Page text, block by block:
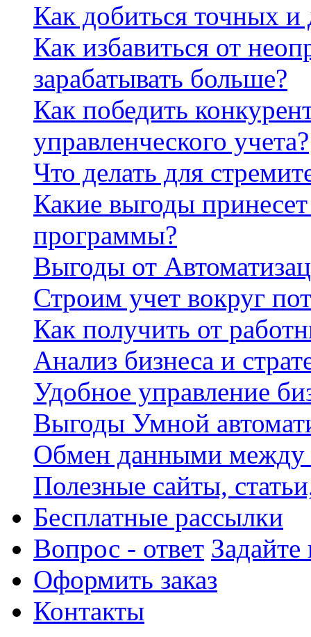
Как добиться точных
Как избавиться от
зарабатывать больше?
Как победить
управленческого учета?
Что делать для
Какие выгоды
программы?
Выгоды от
Строим учет вокруг
Как получить от
Анализ бизнеса и
Удобное управление
Выгоды Умной
Обмен данными между
Полезные сайты,
Бесплатные рассылки
Вопрос - ответ
Оформить заказ
Контакты